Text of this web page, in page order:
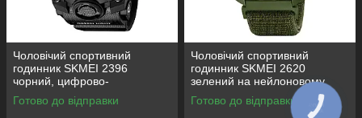
Чоловічий спортивний
годинник SKMEI 2396
чорний, цифрово-
аналоговий, водозахист 5
ATM
Готово до відправки
Чоловічий спортивний
годинник SKMEI 2620
зелений на нейлоновому
ремінці з липучкою,
електронним компасом і
Готово до відправки